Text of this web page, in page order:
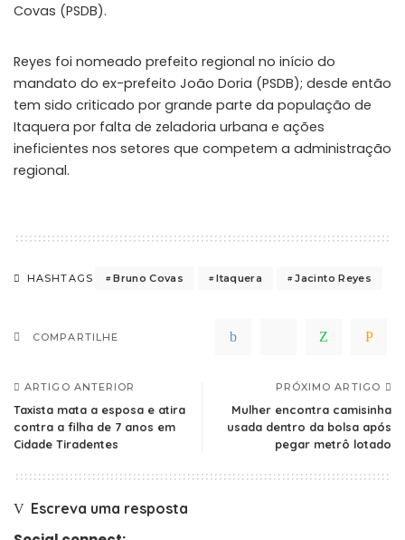
Covas (PSDB).
Reyes foi nomeado prefeito regional no início do
mandato do ex-prefeito João Doria (PSDB); desde então
tem sido criticado por grande parte da população de
Itaquera por falta de zeladoria urbana e ações
ineficientes nos setores que competem a administração
regional.
HASHTAGS Bruno Covas Itaquera Jacinto Reyes
COMPARTILHE
ARTIGO ANTERIOR
Taxista mata a esposa e atira
contra a filha de 7 anos em
Cidade Tiradentes
PRÓXIMO ARTIGO
Mulher encontra camisinha
usada dentro da bolsa após
pegar metrô lotado
Escreva uma resposta